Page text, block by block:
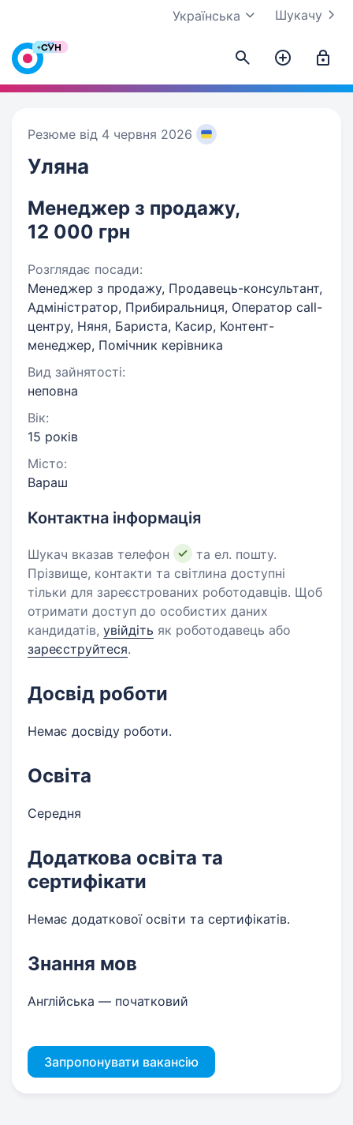
Шукачу
Українська
Резюме від 4 червня 2026
Уляна
Менеджер з продажу,
12 000 грн
Розглядає посади:
Менеджер з продажу, Продавець-консультант,
Адміністратор, Прибиральниця, Оператор call-
центру, Няня, Бариста, Касир, Контент-
менеджер, Помічник керівника
Вид зайнятості:
неповна
Вік:
15 років
Місто:
Вараш
Контактна інформація
Шукач вказав телефон
та ел. пошту.
Прізвище, контакти та світлина доступні
тільки для зареєстрованих роботодавців. Щоб
отримати доступ до особистих даних
кандидатів, увійдіть як роботодавець або
зареєструйтеся.
Досвід роботи
Немає досвіду роботи.
Освіта
Середня
Додаткова освіта та
сертифікати
Немає додаткової освіти та сертифікатів.
Знання мов
Англійська — початковий
Запропонувати вакансію